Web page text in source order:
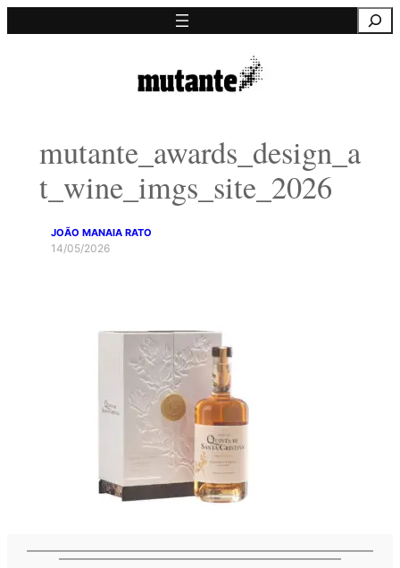
para
mutante_awards_design_a
t_wine_imgs_site_2026
JOÃO MANAIA RATO
14/05/2026